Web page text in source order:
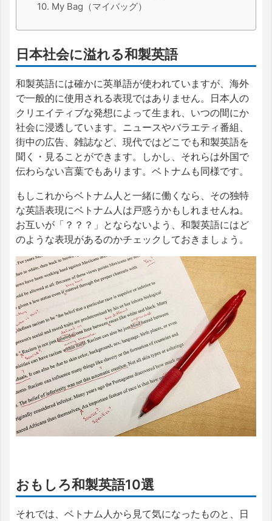
10. My Bag（マイバッグ）
日本社会に溢れる和製英語
和製英語には確かに英単語が使われていますが、海外
で一般的に使用される表現ではありません。日本人の
クリエイティブな発想によって生まれ、いつの間にか
社会に浸透しています。ニュースやバラエティ番組、
街中の広告、雑誌など、現代ではどこでも和製英語を
聞く・見ることができます。しかし、それらは外国で
伝わらない言葉でもあります。ベトナムも同様です。
もしこれからベトナム人と一緒に働くなら、その独特
な英語表現にベトナム人は戸惑うかもしれませんね。
お互いが「？？？」とならないよう、和製英語にはど
のような表現があるのかチェックしておきましょう。
おもしろ和製英語10選
それでは、ベトナム人から見て気になったものと、日